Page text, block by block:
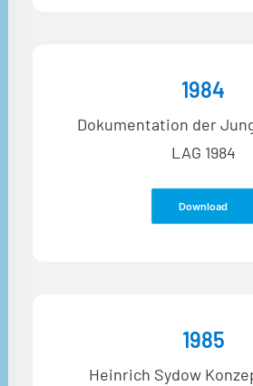
1984
Dokumentation der
LAG 1984
Download
1985
Heinrich Sydow